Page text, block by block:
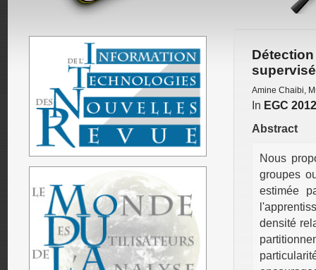
Amine Chaibi,
In EGC 2012
Abstract
Nous
groupes
estimée
densité